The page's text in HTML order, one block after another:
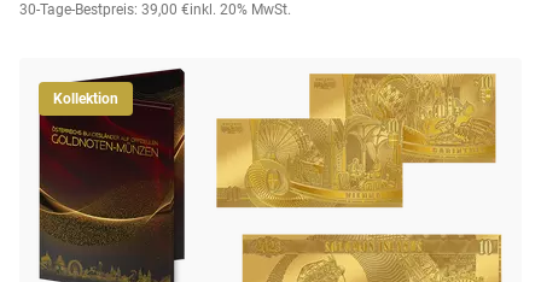
30-Tage-Bestpreis: 39,00 €inkl. 20% MwSt.
Kollektion